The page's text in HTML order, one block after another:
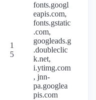
1
5
fonts.googl
eapis.com,
fonts.gstatic
.com,
googleads.g
.doubleclic
k.net,
i.ytimg.com
, jnn-
pa.googlea
pis.com